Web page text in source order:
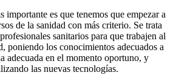
importante es que tenemos que empezar a
de la sanidad con más criterio. Se trata
sanitarios para que trabajen al
poniendo los conocimientos adecuados a
adecuada en el momento oportuno, y
las nuevas tecnologías.